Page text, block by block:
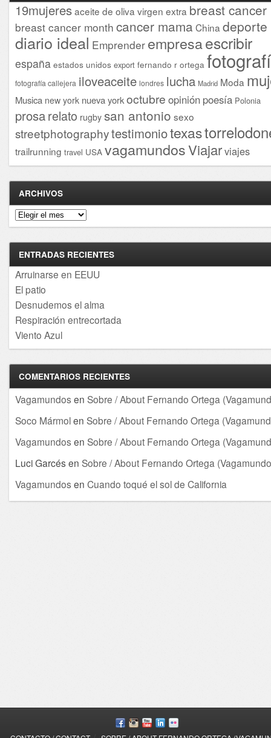
19mujeresaceite de oliva virgen extra breast cancer
breast cancer month cancer mama China deporte
diario ideal Emprender empresaescribir
españa estados unidos export fernando r ortega
fotografía callejera iloveaceite londres lucha Madrid Moda
Musica new york nueva yorkoctubre opinión poesía Polonia
prosarelato rugby san antonio sexo
streetphotographytestimoniotexas
trailrunning travel USA vagamundosViajarviajes
ARCHIVOS
Archivos
ENTRADAS RECIENTES
Arruinarse en EEUU
El patio
Desnudemos el alma
Respiración entrecortada
Viento Azul
COMENTARIOS RECIENTES
Vagamundos en Sobre / About Fernando Ortega
Soco Mármolen Sobre / About Fernando Ortega
Vagamundos en Sobre / About Fernando Ortega
Luci Garcés en Sobre / About Fernando Ortega
Vagamundos en Cuando toqué el sol de California